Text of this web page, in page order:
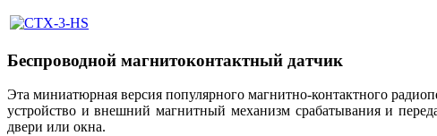
Беспроводной магнитоконтактный датчик
Эта миниатюрная версия популярного магнитно-контактного
устройство и внешний магнитный механизм срабатывания и
двери или окна.